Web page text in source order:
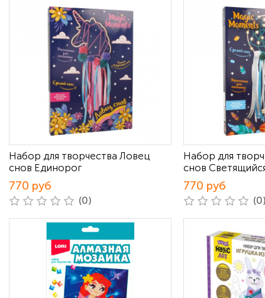
Набор для творчества Ловец
снов Единорог
770 руб
(0)
Набор для
снов
770 руб